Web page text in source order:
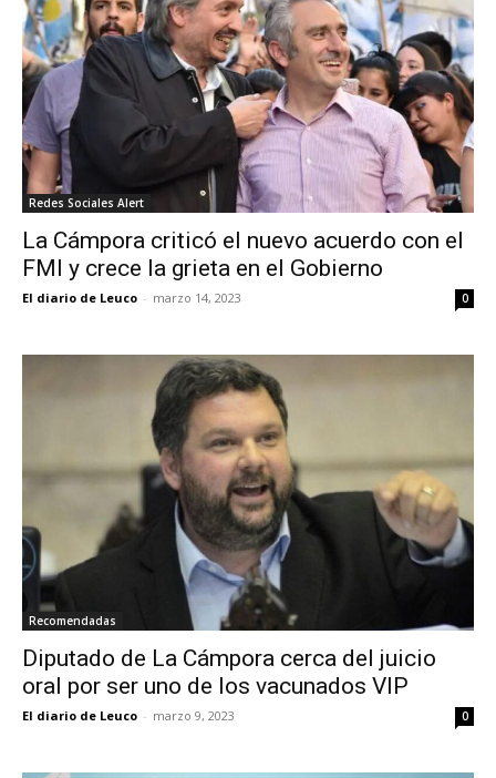
Redes Sociales Alert
La Cámpora criticó el nuevo acuerdo con el
FMI y crece la grieta en el Gobierno
El diario de Leuco - marzo 14, 2023 0
Recomendadas
Diputado de La Cámpora cerca del juicio
oral por ser uno de los vacunados VIP
El diario de Leuco - marzo 9, 2023 0